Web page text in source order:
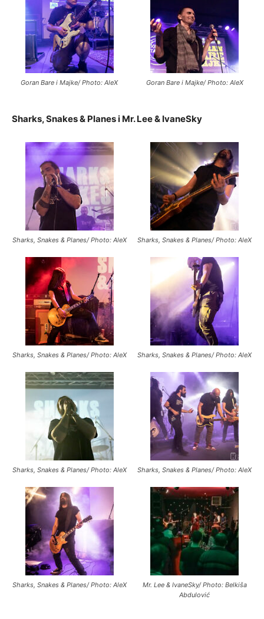
Goran Bare i Majke/ Photo: AleX Goran Bare i Majke/ Photo: AleX
Sharks, Snakes & Planes i Mr. Lee & IvaneSky
Sharks, Snakes & Planes/ Photo: AleX Sharks, Snakes & Planes/ Photo: AleX
Sharks, Snakes & Planes/ Photo: AleX Sharks, Snakes & Planes/ Photo: AleX
Sharks, Snakes & Planes/ Photo: AleX Sharks, Snakes & Planes/ Photo: AleX
Sharks, Snakes & Planes/ Photo: AleX
Mr. Lee & IvaneSky/ Photo: Belkiša
Abdulović